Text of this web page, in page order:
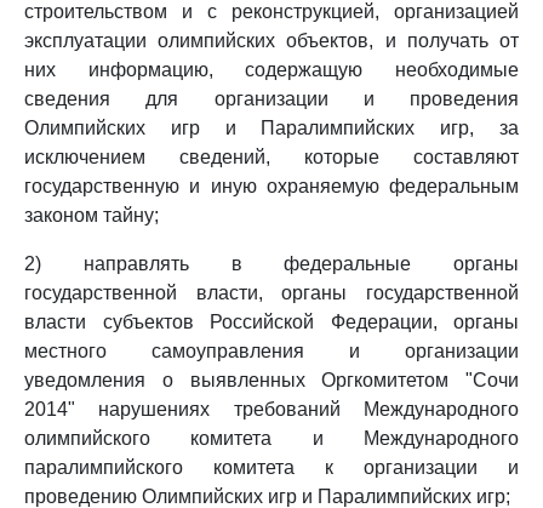
строительством и с реконструкцией, организацией
эксплуатации олимпийских объектов, и получать от
них информацию, содержащую необходимые
сведения для организации и проведения
Олимпийских игр и Паралимпийских игр, за
исключением сведений, которые составляют
государственную и иную охраняемую федеральным
законом тайну;
2) направлять в федеральные органы
государственной власти, органы государственной
власти субъектов Российской Федерации, органы
местного самоуправления и организации
уведомления о выявленных Оргкомитетом "Сочи
2014" нарушениях требований Международного
олимпийского комитета и Международного
паралимпийского комитета к организации и
проведению Олимпийских игр и Паралимпийских игр;